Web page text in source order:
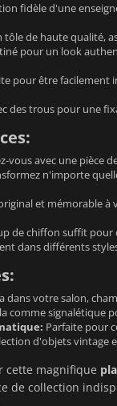
fidèle d'une
tôle de haute qualité,
pour un look
pour être facilement
des trous pour une
vous avec une pièce
n'importe
et mémorable à
de chiffon suffit
dans différents
dans votre salon,
comme signalétique
Parfaite pour
d'objets vintage
cette magnifique
de collection